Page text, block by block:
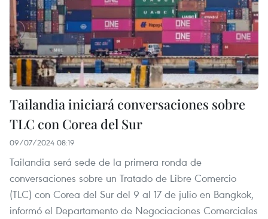
Tailandia iniciará conversaciones sobre
TLC con Corea del Sur
09/07/2024 08:19
Tailandia será sede de la primera ronda de
conversaciones sobre un Tratado de Libre Comercio
(TLC) con Corea del Sur del 9 al 17 de julio en Bangkok,
informó el Departamento de Negociaciones Comerciales